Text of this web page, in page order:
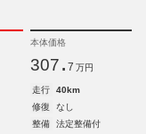
本体価格
307. 7 万円
走行
40km
修復
なし
整備
法定整備付